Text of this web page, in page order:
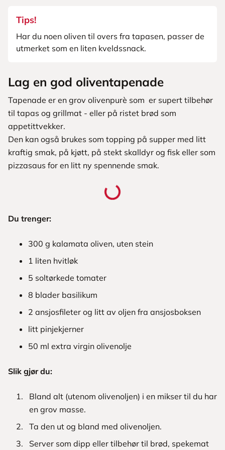
Tips!
Har du noen oliven til overs fra tapasen, passer de
utmerket som en liten kveldssnack.
Lag en god oliventapenade
Tapenade er en grov olivenpurè som er supert tilbehør
til tapas og grillmat - eller på ristet brød som
appetittvekker.
Den kan også brukes som topping på supper med litt
kraftig smak, på kjøtt, på stekt skalldyr og fisk eller som
pizzasaus for en litt ny spennende smak.
Du trenger:
300 g kalamata oliven, uten stein
1 liten hvitløk
5 soltørkede tomater
8 blader basilikum
2 ansjosfileter og litt av oljen fra ansjosboksen
litt pinjekjerner
50 ml extra virgin olivenolje
Slik gjør du:
Bland alt (utenom olivenoljen) i en mikser til du har
en grov masse.
Ta den ut og bland med olivenoljen.
Server som dipp eller tilbehør til brød, spekemat